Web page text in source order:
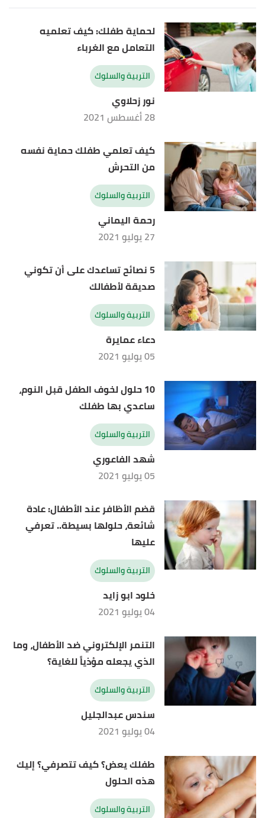
لحماية طفلك: كيف تعلميه
التعامل مع الغرباء
التربية والسلوك
نور زحلاوي
28 أغسطس 2021
كيف تعلمي طفلك حماية نفسه
من التحرش
التربية والسلوك
رحمة اليماني
27 يوليو 2021
5 نصائح تساعدك على أن تكوني
صديقة لأطفالك
التربية والسلوك
دعاء عمايرة
05 يوليو 2021
10 حلول لخوف الطفل قبل النوم،
ساعدي بها طفلك
التربية والسلوك
شهد الفاعوري
05 يوليو 2021
قضم الأظافر عند الأطفال: عادة
شائعة، حلولها بسيطة.. تعرفي
عليها
التربية والسلوك
خلود ابو زايد
04 يوليو 2021
التنمر الإلكتروني ضد الأطفال، وما
الذي يجعله مؤذياً للغاية؟
التربية والسلوك
سندس عبدالجليل
04 يوليو 2021
طفلك يعض؟ كيف تتصرفي؟ إليك
هذه الحلول
التربية والسلوك